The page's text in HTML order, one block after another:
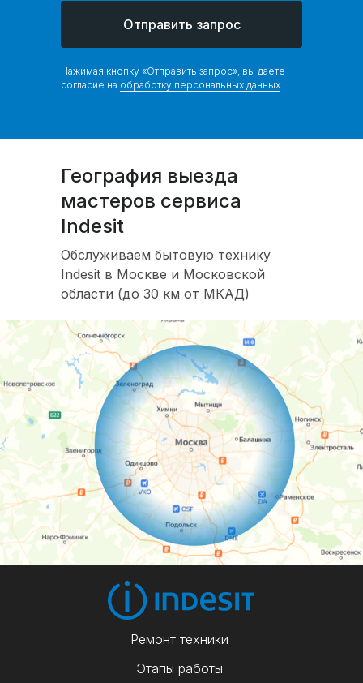
Нажимая кнопку «Отправить запрос», вы даете
согласие на обработку персональных данных
Отправить запрос
Обслуживаем бытовую технику
Indesit в Москве и Московской
области (до 30 км от МКАД)
География выезда
мастеров сервиса
Indesit
Ремонт техники
Этапы работы